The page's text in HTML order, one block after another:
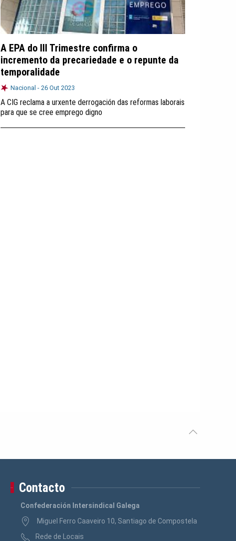
A EPA do III Trimestre confirma o
incremento da precariedade e o repunte da
temporalidade
Nacional - 26 Out 2023
A CIG reclama a urxente derrogación das reformas laborais
para que se cree emprego digno
Contacto
Confederación Intersindical Galega
Miguel Ferro Caaveiro 10, Santiago de Compostela
Rede de Locais